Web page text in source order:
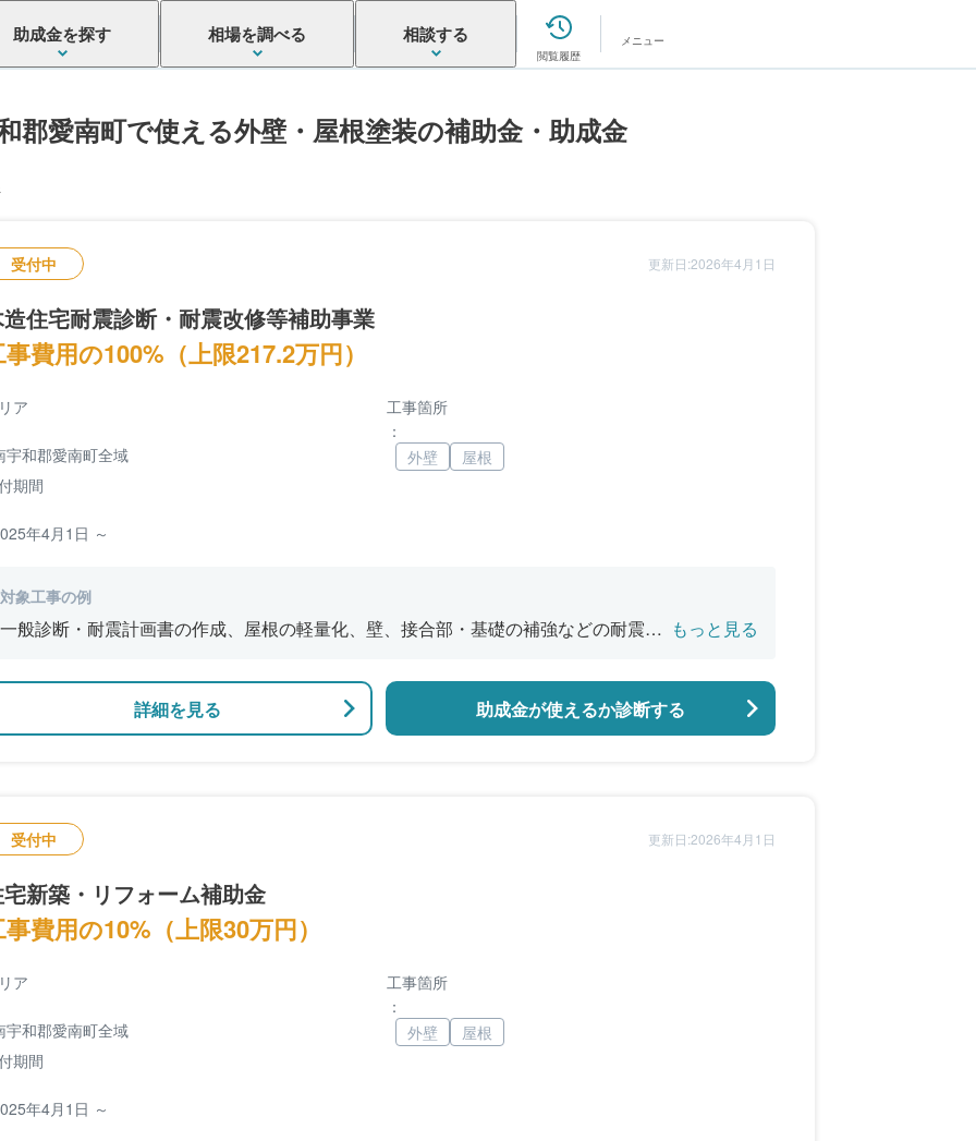
助成金を探す 相場を調べる 相談する
閲覧履歴
メニュー
郡愛南町で使える外壁・屋根塗装の補助金・助成金
受付中 更新日:2026年4月1日
住宅耐震診断・耐震改修等補助事業
費用の100%（上限217.2万円）
ア
宇和郡愛南町全域
期間
年4月1日 ～
工事箇所
：
外壁
屋根
対象工事の例
一般診断・耐震計画書の作成、屋根の軽量化、壁、接合部・基礎の補強などの耐震改 もっと見る
詳細を見る 助成金が使えるか診断する
受付中 更新日:2026年4月1日
新築・リフォーム補助金
費用の10%（上限30万円）
ア
宇和郡愛南町全域
期間
年4月1日 ～
工事箇所
：
外壁
屋根